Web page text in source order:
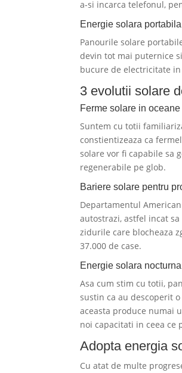
a-si incarca telefonul,
Energie solara portabila
Panourile solare
devin tot mai puternice
bucure de electricitate
3 evolutii solare
Ferme solare in oceane
Suntem cu totii
constientizeaza ca
solare vor fi capabile sa
regenerabile pe glob.
Bariere solare pentru
Departamentul
autostrazi, astfel incat
zidurile care blocheaza
37.000 de case.
Energie solara nocturna
Asa cum stim cu totii,
sustin ca au descoperit
aceasta produce numai
noi capacitati in ceea ce
Adopta energia
Cu atat de multe